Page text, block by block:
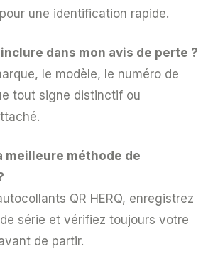
une identification rapide.
dans mon avis de perte ?
le modèle, le numéro de
tout signe distinctif ou
meilleure méthode de
QR HERQ, enregistrez
série et vérifiez toujours votre
de partir.